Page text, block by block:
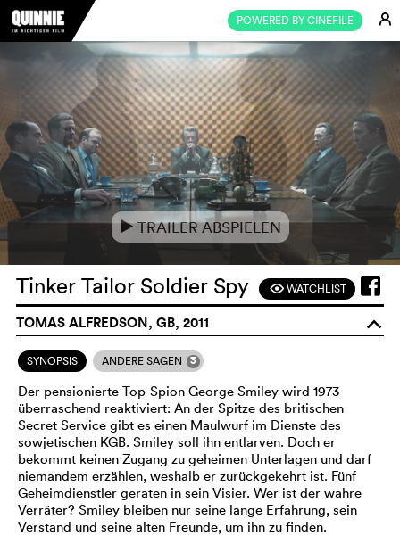
POWERED BY CINEFILE E
eTRAILER ABSPIELEN
Tinker Tailor Soldier Spy FWATCHLIST
TOMAS ALFREDSON, GB, 2011 o
SYNOPSIS ANDERE SAGEN 3
Der pensionierte Top-Spion George Smiley wird 1973
überraschend reaktiviert: An der Spitze des britischen
Secret Service gibt es einen Maulwurf im Dienste des
sowjetischen KGB. Smiley soll ihn entlarven. Doch er
bekommt keinen Zugang zu geheimen Unterlagen und darf
niemandem erzählen, weshalb er zurückgekehrt ist. Fünf
Geheimdienstler geraten in sein Visier. Wer ist der wahre
Verräter? Smiley bleiben nur seine lange Erfahrung, sein
Verstand und seine alten Freunde, um ihn zu finden.